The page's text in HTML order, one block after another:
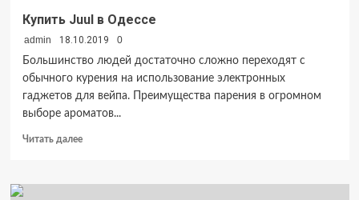
Купить Juul в Одессе
admin 18.10.2019
0
Большинство людей достаточно сложно переходят с
обычного курения на использование электронных
гаджетов для вейпа. Преимущества парения в огромном
выборе ароматов...
Читать далееПрочитать
Купить